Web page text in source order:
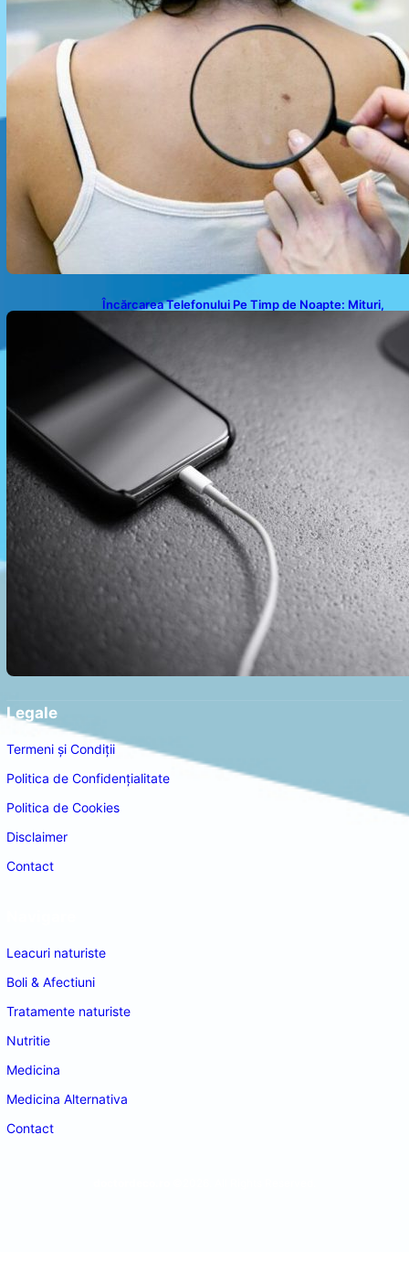
Încărcarea Telefonului Pe Timp de Noapte: Mituri,
Legale
Termeni și Condiții
Politica de Confidențialitate
Politica de Cookies
Disclaimer
Contact
Leacuri naturiste
Boli & Afectiuni
Tratamente naturiste
Nutritie
Medicina
Medicina Alternativa
Contact